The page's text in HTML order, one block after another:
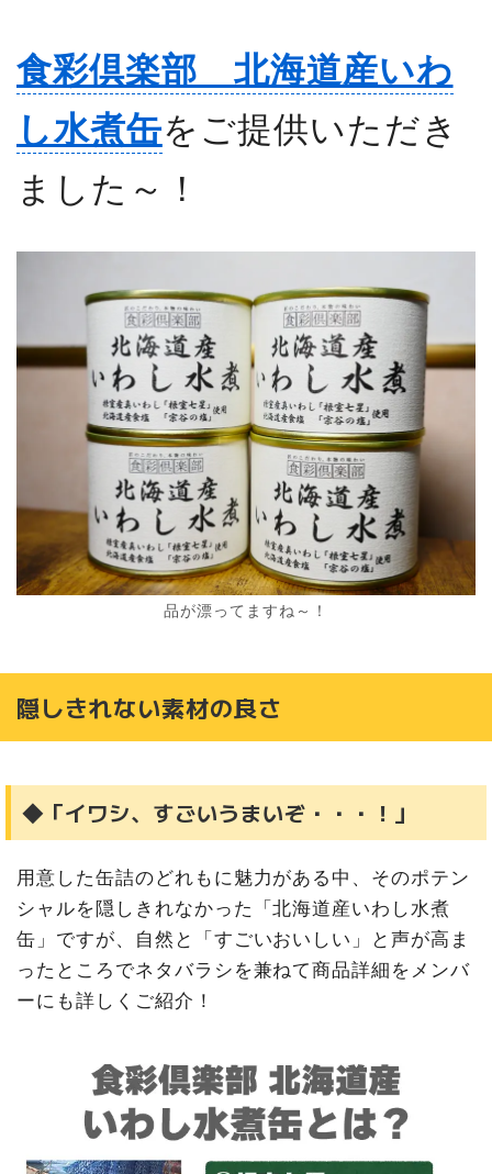
食彩倶楽部 北海道産いわ
し水煮缶をご提供いただき
ました～！
品が漂ってますね～！
隠しきれない素材の良さ
◆「イワシ、すごいうまいぞ・・・！」
用意した缶詰のどれもに魅力がある中、そのポテン
シャルを隠しきれなかった「北海道産いわし水煮
缶」ですが、自然と「すごいおいしい」と声が高ま
ったところでネタバラシを兼ねて商品詳細をメンバ
ーにも詳しくご紹介！